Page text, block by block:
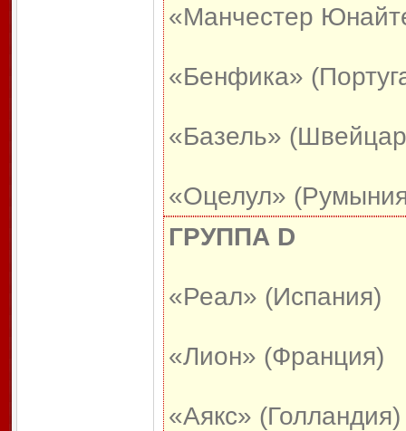
«Манчестер
«Бенфика»
«Базель»
«Оцелул»
ГРУППА D
«Реал» (Испания)
«Лион» (Франция)
«Аякс» (Голландия)